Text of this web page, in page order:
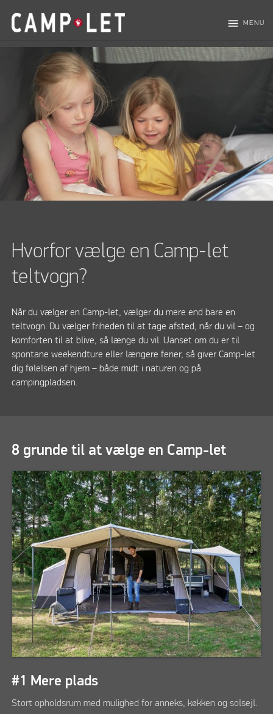
menu MENU
Hvorfor vælge en Camp-let
teltvogn?
Når du vælger en Camp-let, vælger du mere end bare en
teltvogn. Du vælger friheden til at tage afsted, når du vil – og
komforten til at blive, så længe du vil. Uanset om du er til
spontane weekendture eller længere ferier, så giver Camp-let
dig følelsen af hjem – både midt i naturen og på
campingpladsen.
8 grunde til at vælge en Camp-let
#1 Mere plads
Stort opholdsrum med mulighed for anneks, køkken og solsejl.